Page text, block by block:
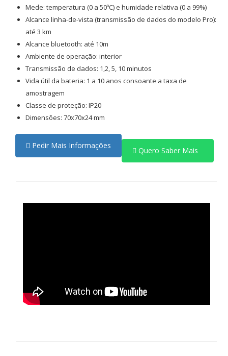
Mede: temperatura (0 a 50ºC) e humidade relativa (0 a 99%)
Alcance linha-de-vista (transmissão de dados do modelo Pro):
até 3 km
Alcance bluetooth: até 10m
Ambiente de operação: interior
Transmissão de dados: 1,2, 5, 10 minutos
Vida útil da bateria: 1 a 10 anos consoante a taxa de
amostragem
Classe de proteção: IP20
Dimensões: 70x70x24 mm
Pedir Mais Informações
Quero Saber Mais